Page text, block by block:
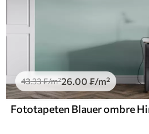
43.33₣/m²26.00 ₣/m²